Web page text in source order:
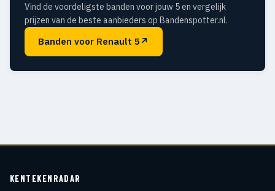
Vind de voordeligste banden voor jouw 5 en vergelijk
prijzen van de beste aanbieders op Bandenspotter.nl.
Banden voor Renault 5 ↗
KENTEKENRADAR